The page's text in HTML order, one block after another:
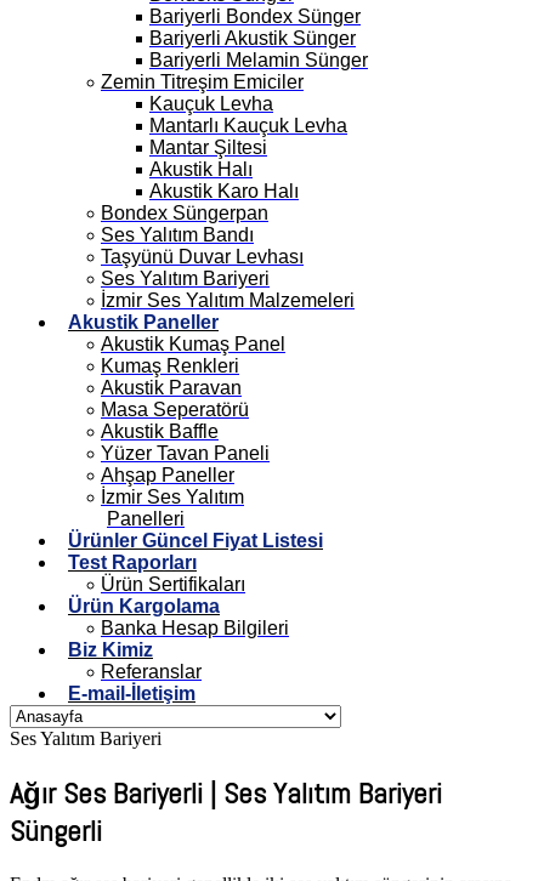
Bariyerli Bondex Sünger
Bariyerli Akustik Sünger
Bariyerli Melamin Sünger
Zemin Titreşim Emiciler
Kauçuk Levha
Mantarlı Kauçuk Levha
Mantar Şiltesi
Akustik Halı
Akustik Karo Halı
Bondex Süngerpan
Ses Yalıtım Bandı
Taşyünü Duvar Levhası
Ses Yalıtım Bariyeri
İzmir Ses Yalıtım Malzemeleri
Akustik Paneller
Akustik Kumaş Panel
Kumaş Renkleri
Akustik Paravan
Masa Seperatörü
Akustik Baffle
Yüzer Tavan Paneli
Ahşap Paneller
İzmir Ses Yalıtım
Panelleri
Ürünler Güncel Fiyat Listesi
Test Raporları
Ürün Sertifikaları
Ürün Kargolama
Banka Hesap Bilgileri
Biz Kimiz
Referanslar
E-mail-İletişim
Ses Yalıtım Bariyeri
Ağır Ses Bariyerli | Ses Yalıtım Bariyeri
Süngerli